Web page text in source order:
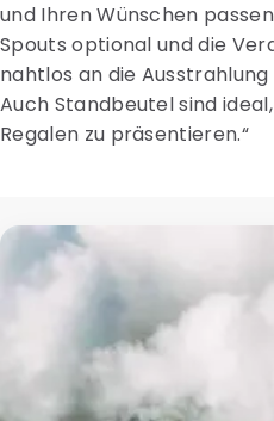
und Ihren Wünschen
Spouts optional und die
nahtlos an die
Auch Standbeutel sind
Regalen zu präsentieren.“